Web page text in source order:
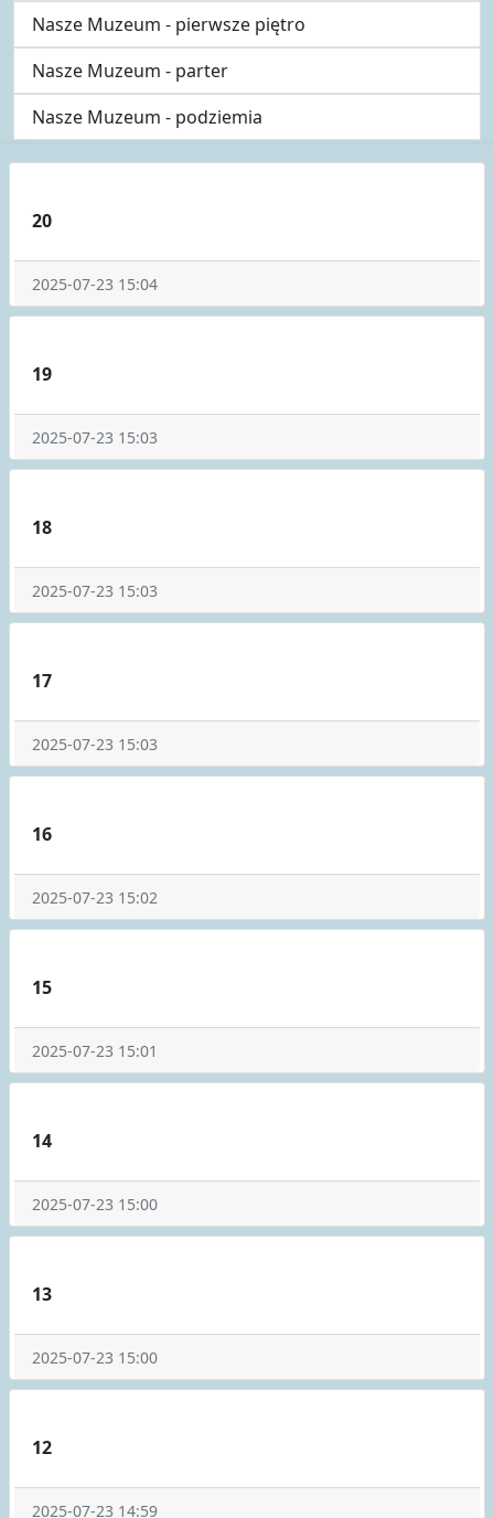
Nasze Muzeum - pierwsze piętro
Nasze Muzeum - parter
Nasze Muzeum - podziemia
20
2025-07-23 15:04
19
2025-07-23 15:03
18
2025-07-23 15:03
17
2025-07-23 15:03
16
2025-07-23 15:02
15
2025-07-23 15:01
14
2025-07-23 15:00
13
2025-07-23 15:00
12
2025-07-23 14:59